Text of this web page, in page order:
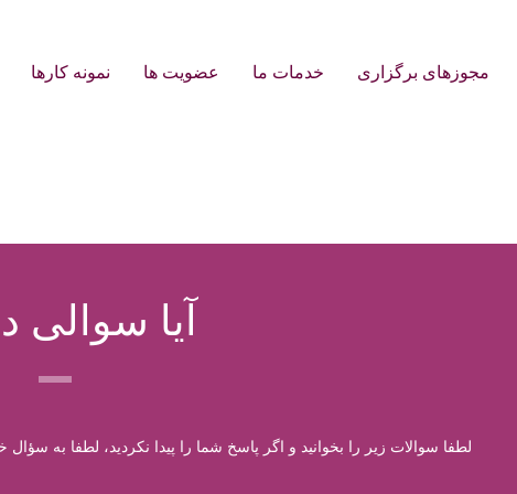
مجوزهای برگزاری خدمات ما عضویت ها نمونه کارها
آیا سوالی
لطفا سوالات زیر را بخوانید و اگر پاسخ شما را پیدا نکردید، لطفا به